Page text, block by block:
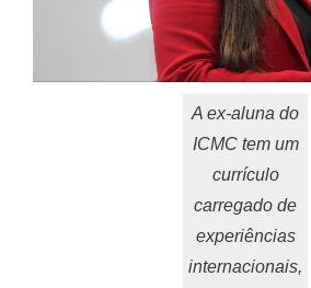
A ex-aluna do
ICMC tem um
currículo
carregado de
experiências
internacionais,